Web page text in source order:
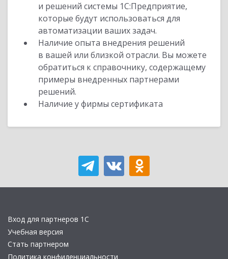
и решений системы 1С:Предприятие,
которые будут использоваться для
автоматизации ваших задач.
Наличие опыта внедрения решений
в вашей или близкой отрасли. Вы можете
обратиться к справочнику, содержащему
примеры внедренных партнерами
решений.
Наличие у фирмы сертификата
Вход для партнеров 1С
Учебная версия
Стать партнером
Политика конфиденциальности